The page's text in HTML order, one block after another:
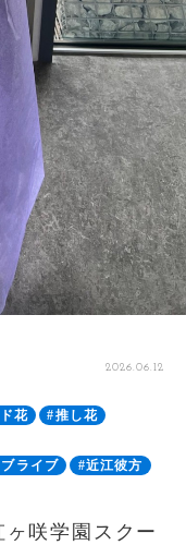
2026.06.12
花
#推し花
ライブ
#近江彼方
咲学園スクー